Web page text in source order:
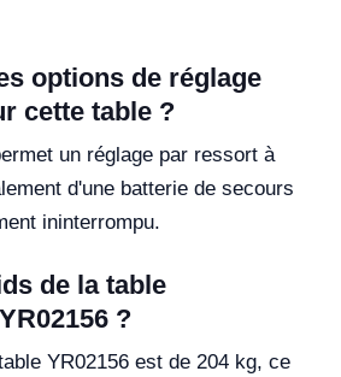
options de réglage
cette table ?
un réglage par ressort à
d'une batterie de secours
ininterrompu.
de la table
?
YR02156 est de 204 kg, ce